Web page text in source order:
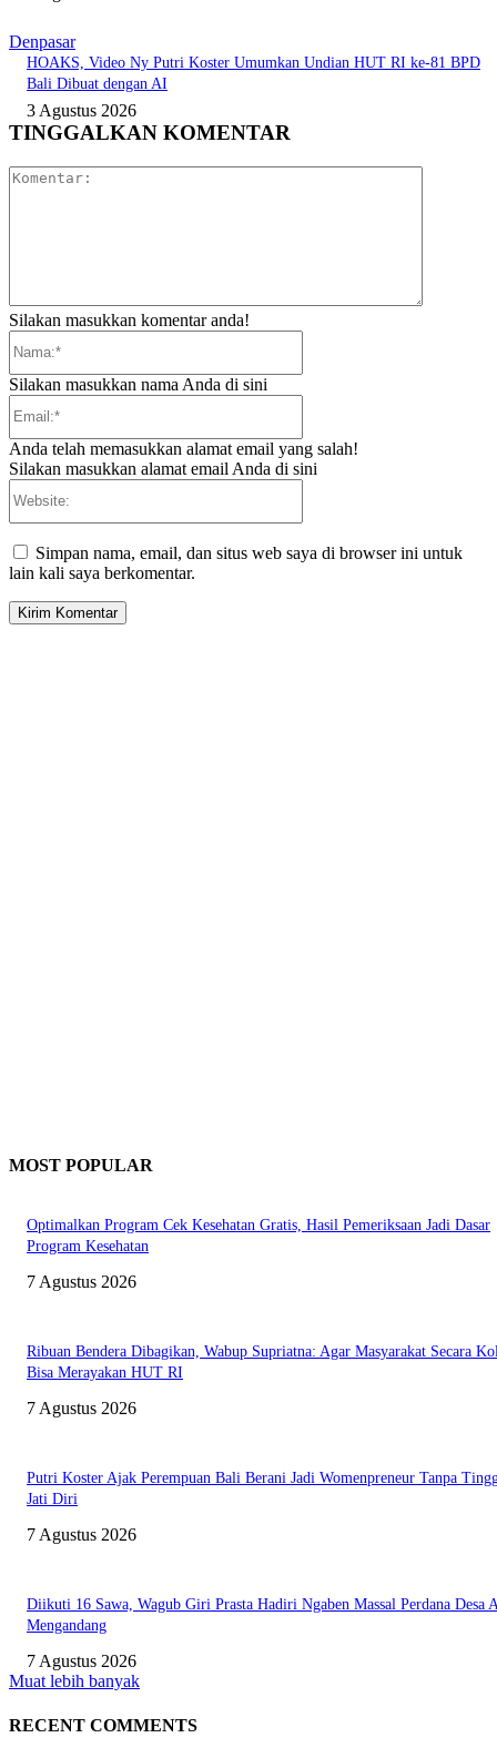
Denpasar
HOAKS, Video Ny Putri Koster Umumkan Undian HUT RI ke-81 BPD
Bali Dibuat dengan AI
3 Agustus 2026
TINGGALKAN KOMENTAR
Silakan masukkan komentar anda!
Silakan masukkan nama Anda di sini
Anda telah memasukkan alamat email yang salah!
Silakan masukkan alamat email Anda di sini
Simpan nama, email, dan situs web saya di browser ini untuk
lain kali saya berkomentar.
MOST POPULAR
Optimalkan Program Cek Kesehatan Gratis, Hasil Pemeriksaan Jadi Dasar
Program Kesehatan
7 Agustus 2026
Ribuan Bendera Dibagikan, Wabup Supriatna: Agar Masyarakat Secara
Bisa Merayakan HUT RI
7 Agustus 2026
Putri Koster Ajak Perempuan Bali Berani Jadi Womenpreneur Tanpa
Jati Diri
7 Agustus 2026
Diikuti 16 Sawa, Wagub Giri Prasta Hadiri Ngaben Massal Perdana Desa
Mengandang
7 Agustus 2026
Muat lebih banyak
RECENT COMMENTS